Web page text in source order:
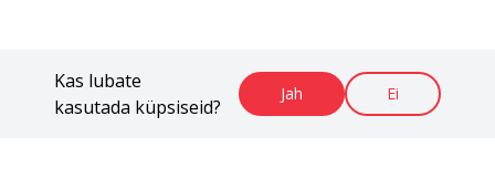
Kas lubate
kasutada küpsiseid?
Jah Ei